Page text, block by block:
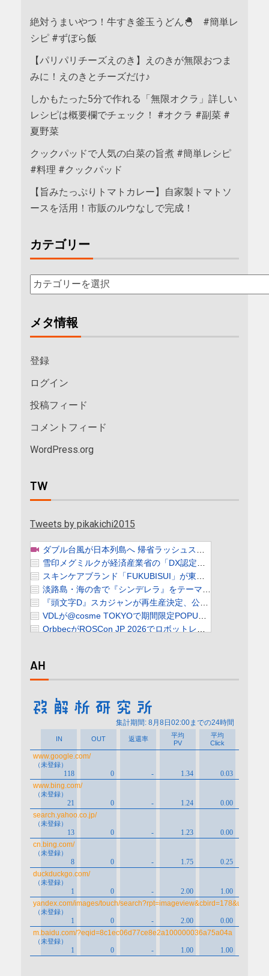
絶対うまいやつ！牛すき釜玉うどん🐣 #簡単レ
シピ #ずぼら飯
【パリパリチーズえのき】えのきが無限おつま
みに！えのきとチーズだけ♪
しかもたった5分で作れる「無限オクラ」詳しい
レシピは概要欄でチェック！ #オクラ #副菜 #
夏野菜
クックパッドで人気の白菜の旨煮 #簡単レシピ
#料理 #クックパッド
【旨みたっぷりトマトカレー】自家製トマトソ
ースを活用！市販のルウなしで完成！
カテゴリー
メタ情報
登録
ログイン
投稿フィード
コメントフィード
WordPress.org
TW
Tweets by pikakichi2015
AH